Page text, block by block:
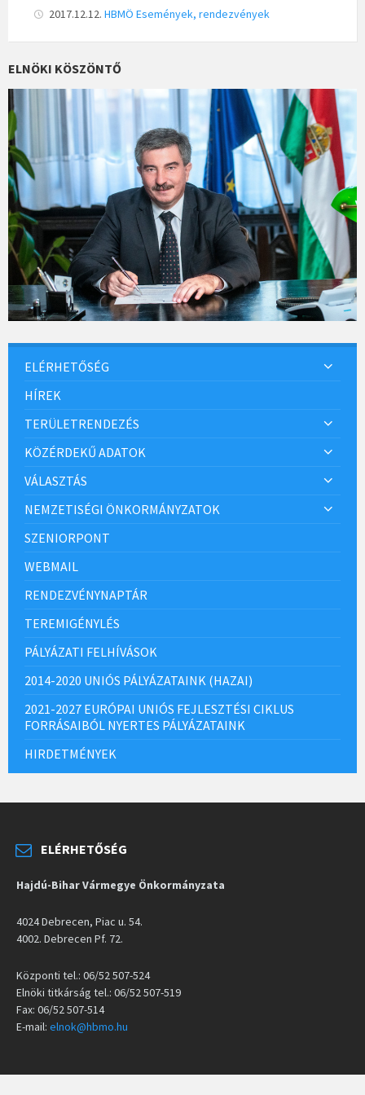
b
o
o
k
ai
l
ar
e
2017.12.12. HBMÖ Események, rendezvények
ELNÖKI KÖSZÖNTŐ
ELÉRHETŐSÉG
HÍREK
TERÜLETRENDEZÉS
KÖZÉRDEKŰ ADATOK
VÁLASZTÁS
NEMZETISÉGI ÖNKORMÁNYZATOK
SZENIORPONT
WEBMAIL
RENDEZVÉNYNAPTÁR
TEREMIGÉNYLÉS
PÁLYÁZATI FELHÍVÁSOK
2014-2020 UNIÓS PÁLYÁZATAINK (HAZAI)
2021-2027 EURÓPAI UNIÓS FEJLESZTÉSI CIKLUS
FORRÁSAIBÓL NYERTES PÁLYÁZATAINK
HIRDETMÉNYEK
ELÉRHETŐSÉG
Hajdú-Bihar Vármegye Önkormányzata
4024 Debrecen, Piac u. 54.
4002. Debrecen Pf. 72.
Központi tel.: 06/52 507-524
Elnöki titkárság tel.: 06/52 507-519
Fax: 06/52 507-514
E-mail: elnok@hbmo.hu